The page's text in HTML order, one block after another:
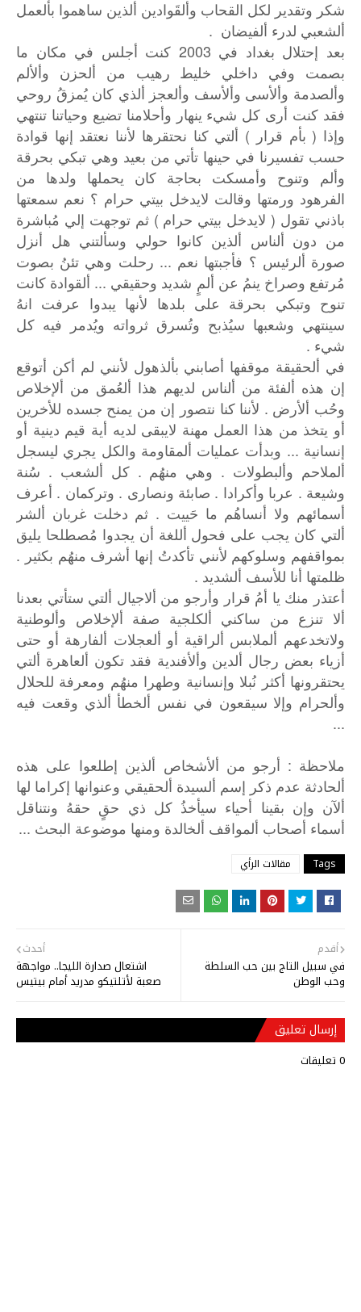
شكر وتقدير لكل القحاب وألقَوادين ألذين ساهموا بألعمل
ألشعبي لدرء ألفيضان .
بعد إحتلال بغداد في 2003 كنت أجلس في مكان ما
بصمت وفي داخلي خليط رهيب من ألحزن وألألم
وألصدمة وألأسى وألأسف وألعجز ألذي كان يُمزقُ روحي
فقد كنت أرى كل شيء ينهار وأحلامنا تضيع وحياتنا تنتهي
وإذا ( بأم قرار ) ألتي كنا نحتقرها لأننا نعتقد إنها قوادة
حسب تفسيرنا في حينها تأتي من بعيد وهي تبكي بحرقة
وألم وتنوح وأمسكت بحاجة كان يحملها ولدها من
الفرهود ورمتها وقالت لايدخل بيتي حرام ؟ نعم سمعتها
باذني تقول ( لايدخل بيتي حرام ) ثم توجهت إلي مُباشرة
من دون ألناس ألذين كانوا حولي وسألتني هل أنزل
صورة ألرئيس ؟ فأجبتها نعم ... رحلت وهي تئنُ بصوت
مُرتفع وصراخ ينمُ عن ألمٍ شديد وحقيقي ... ألقوادة كانت
تنوح وتبكي بحرقة على بلدها لأنها يبدوا عرفت انهُ
سينتهي وشعبها سيُذبح وتُسرق ثرواته ويُدمر فيه كل
شيء .
في ألحقيقة موقفها أصابني بألذهول لأنني لم أكن أتوقع
إن هذه ألفئة من ألناس لديهم هذا ألعُمق من ألإخلاص
وحُب ألأرض . لأننا كنا نتصور إن من يمنح جسده للأخرين
أو يتخذ من هذا العمل مهنة لايبقى لديه أية قيم دينية أو
إنسانية ... وبدأت عمليات ألمقاومة والكل يجري ليسجل
ألملاحم وألبطولات . وهي منهُم . كل ألشعب . سُنة
وشيعة . عربا وأكرادا . صابئة ونصارى . وتركمان . أعرف
أسمائهم ولا أنساهُم ما حَييت . ثم دخلت غربان ألشر
ألتي كان يجب على فحول أللغة أن يجدوا مُصطلحا يليق
بمواقفهم وسلوكهم لأنني تأكدتُ إنها أشرف منهُم بكثير .
ظلمتها أنا للأسف ألشديد .
أعتذر منك يا أمُ قرار وأرجو من ألاجيال ألتي ستأتي بعدنا
ألا تنزع من ساكني ألكلجية صفة ألإخلاص وألوطنية
ولاتخدعهم ألملابس ألراقية أو ألعجلات ألفارهة أو حتى
أزياء بعض رجال ألدين وألأفندية فقد تكون ألعاهرة ألتي
يحتقرونها أكثر نُبلا وإنسانية وطهرا منهُم ومعرفة للحلال
وألحرام وإلا سيقعون في نفس ألخطأ ألذي وقعت فيه
...
ملاحظة : أرجو من ألأشخاص ألذين إطلعوا على هذه
ألحادثة عدم ذكر إسم ألسيدة ألحقيقي وعنوانها إكراما لها
ألآن وإن بقينا أحياء سيأخذُ كل ذي حقٍ حقهُ ونتناقل
أسماء أصحاب ألمواقف ألخالدة ومنها موضوعة البحث ...
Tags مقالات الرأي
أحدث
اشتعال صدارة الليجا.. مواجهة
صعبة لأتلتيكو مدريد أمام بيتيس
أقدم
في سبيل التاج بين حب السلطة
وحب الوطن
إرسال تعليق
0 تعليقات